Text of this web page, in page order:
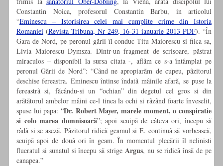
Constantin Noica, profesorul Constantin Barbu, in articolul
“Eminescu – Istorisirea celei mai cumplite crime din Istoria
Romaniei (Revista Tribuna, Nr 249, 16-31 ianuarie 2013 PDF). “În
Gara de Nord, pe peronul gãrii îl conduc Titu Maiorescu si fiica sa,
Livia Maiorescu Dymsza. Dintr-un fragment de scrisoare, pãstrat
miraculos – disponibil la sursa citata -, aflãm ce s-a întâmplat pe
peronul Gãrii de Nord”: “Când ne apropiarãm de cupeu, pãzitorul
deschise fereastra. Eminescu întinse îndatã mâinile afarã, se puse la
fereastrã si, fãcându-si un “ochian” din degetul cel gros si din
arãtãtorul ambelor mâini ce-l tinea la ochi si râzând foarte înveselit,
spuse lui papa: “Dr. Robert Mayer, marele moment, o conspiratie
si colo marea domnisoarã”; apoi scuipã de câteva ori, începu sã
râdã si se asezã. Pãzitorul ridicã geamul si E. continuã sã vorbeascã,
scuipã apoi de douã ori în geam. În momentul plecãrii îl nelinisti
flueratul si sunatul si începu sã strige Argus, nu se ridicã însã de pe
canapea.”